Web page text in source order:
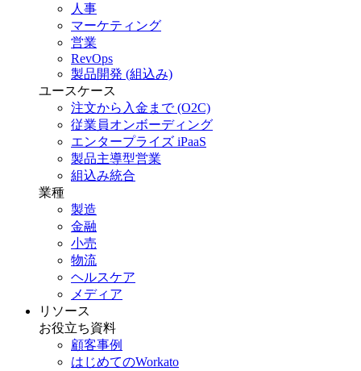
人事
マーケティング
営業
RevOps
製品開発 (組込み)
ユースケース
注文から入金まで (O2C)
従業員オンボーディング
エンタープライズ iPaaS
製品主導型営業
組込み統合
業種
製造
金融
小売
物流
ヘルスケア
メディア
リソース
お役立ち資料
顧客事例
はじめてのWorkato